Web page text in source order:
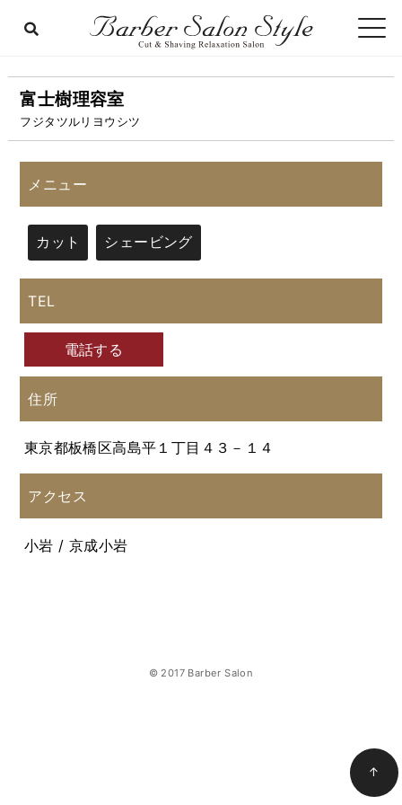
富士樹理容室
フジタツルリヨウシツ
メニュー
カット シェービング
TEL
電話する
住所
東京都板橋区高島平１丁目４３－１４
アクセス
小岩 / 京成小岩
© 2017 Barber Salon
↑